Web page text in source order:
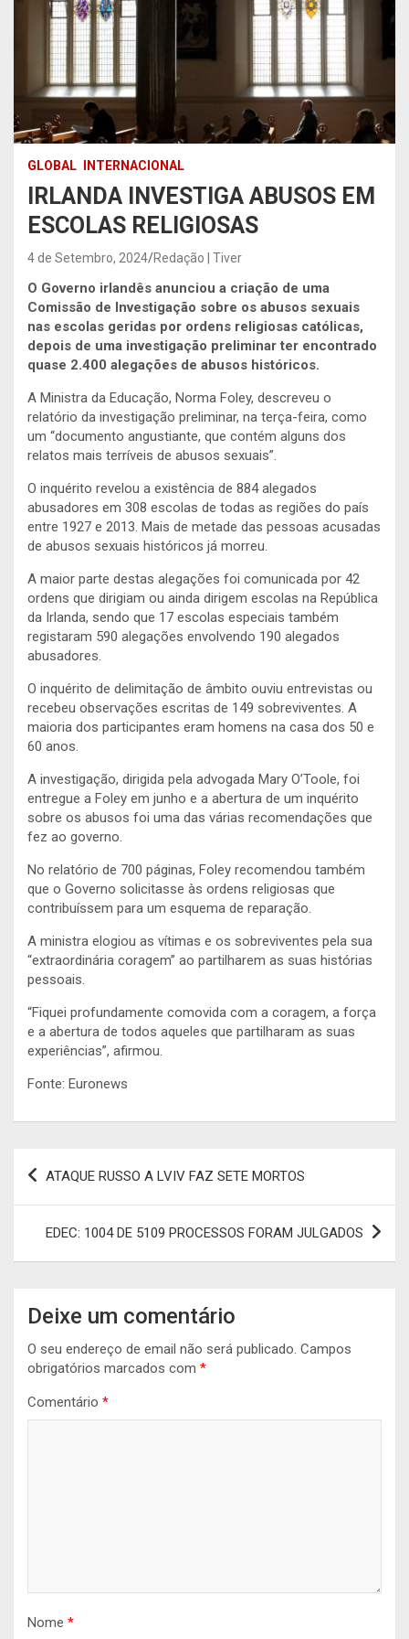
GLOBAL INTERNACIONAL
IRLANDA INVESTIGA ABUSOS EM
ESCOLAS RELIGIOSAS
4 de Setembro, 2024 Redação | Tiver
O Governo irlandês anunciou a criação de uma
Comissão de Investigação sobre os abusos sexuais
nas escolas geridas por ordens religiosas católicas,
depois de uma investigação preliminar ter encontrado
quase 2.400 alegações de abusos históricos.
A Ministra da Educação, Norma Foley, descreveu o
relatório da investigação preliminar, na terça-feira, como
um “documento angustiante, que contém alguns dos
relatos mais terríveis de abusos sexuais”.
O inquérito revelou a existência de 884 alegados
abusadores em 308 escolas de todas as regiões do país
entre 1927 e 2013. Mais de metade das pessoas acusadas
de abusos sexuais históricos já morreu.
A maior parte destas alegações foi comunicada por 42
ordens que dirigiam ou ainda dirigem escolas na República
da Irlanda, sendo que 17 escolas especiais também
registaram 590 alegações envolvendo 190 alegados
abusadores.
O inquérito de delimitação de âmbito ouviu entrevistas ou
recebeu observações escritas de 149 sobreviventes. A
maioria dos participantes eram homens na casa dos 50 e
60 anos.
A investigação, dirigida pela advogada Mary O’Toole, foi
entregue a Foley em junho e a abertura de um inquérito
sobre os abusos foi uma das várias recomendações que
fez ao governo.
No relatório de 700 páginas, Foley recomendou também
que o Governo solicitasse às ordens religiosas que
contribuíssem para um esquema de reparação.
A ministra elogiou as vítimas e os sobreviventes pela sua
“extraordinária coragem” ao partilharem as suas histórias
pessoais.
“Fiquei profundamente comovida com a coragem, a força
e a abertura de todos aqueles que partilharam as suas
experiências”, afirmou.
Fonte: Euronews
Navegação
ATAQUE RUSSO A LVIV FAZ SETE MORTOS
EDEC: 1004 DE 5109 PROCESSOS FORAM JULGADOS
Deixe um comentário
O seu endereço de email não será publicado. Campos
obrigatórios marcados com *
Comentário *
Nome *